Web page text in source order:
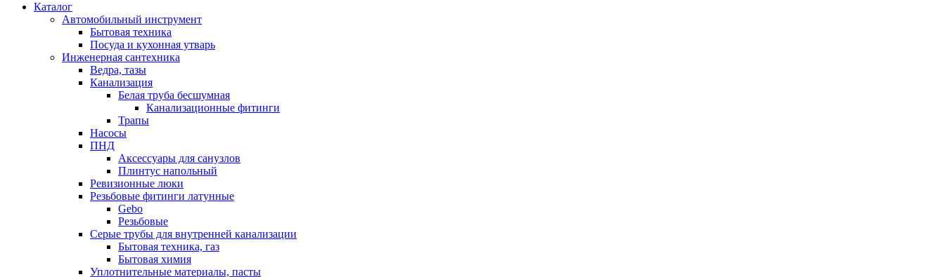
Каталог
Автомобильный инструмент
Бытовая техника
Посуда и кухонная утварь
Инженерная сантехника
Ведра, тазы
Канализация
Белая труба бесшумная
Канализационные фитинги
Трапы
Насосы
ПНД
Аксессуары для санузлов
Плинтус напольный
Ревизионные люки
Резьбовые фитинги латунные
Gebo
Резьбовые
Серые трубы для внутренней канализации
Бытовая техника, газ
Бытовая химия
Уплотнительные материалы, пасты